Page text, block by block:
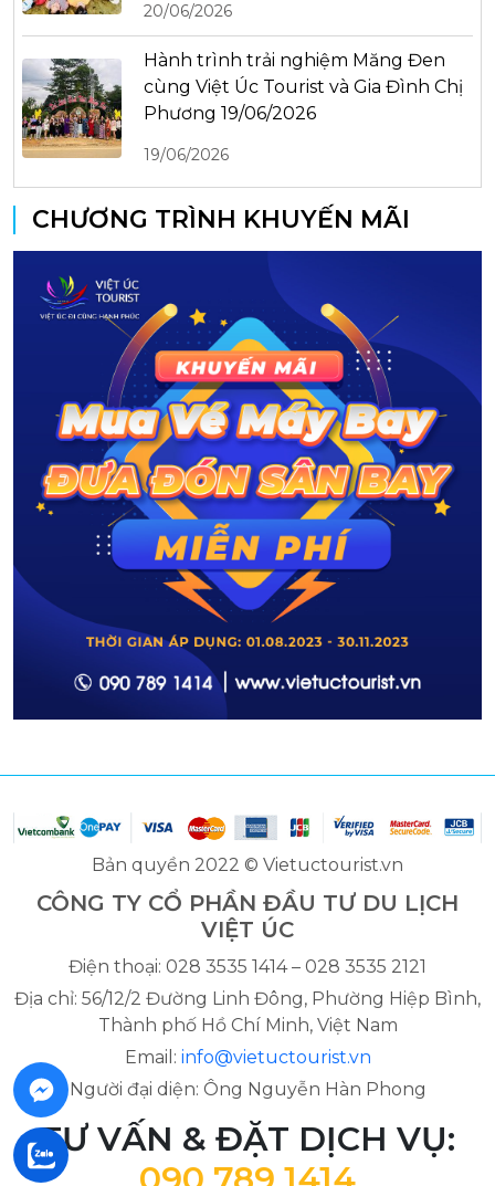
20/06/2026
Hành trình trải nghiệm Măng Đen
cùng Việt Úc Tourist và Gia Đình Chị
Phương 19/06/2026
19/06/2026
CHƯƠNG TRÌNH KHUYẾN MÃI
Bản quyền 2022 © Vietuctourist.vn
CÔNG TY CỔ PHẦN ĐẦU TƯ DU LỊCH
VIỆT ÚC
Điện thoại: 028 3535 1414 – 028 3535 2121
Địa chỉ: 56/12/2 Đường Linh Đông, Phường Hiệp Bình,
Thành phố Hồ Chí Minh, Việt Nam
Email: info@vietuctourist.vn
Người đại diện: Ông Nguyễn Hàn Phong
TƯ VẤN & ĐẶT DỊCH VỤ: